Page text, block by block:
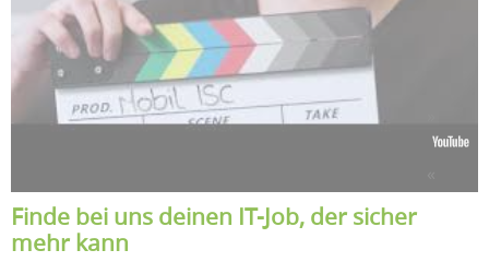
Finde bei uns deinen IT-Job, der sicher
mehr kann